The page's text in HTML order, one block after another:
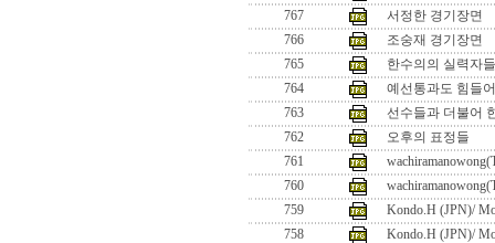
767
서정한 경기장면
766
조숭재 경기장면
765
한수의의 실력자
764
예선통과도 힘들
763
선수들과 더불어
762
오후의 표정들
761
760
759
Kondo.H (JPN)/
758
Kondo.H (JPN)/